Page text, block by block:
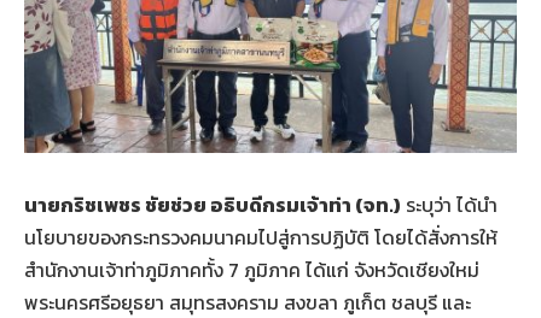
นายกริชเพชร ชัยช่วย อธิบดีกรมเจ้าท่า (จท.) ระบุว่า ได้นำ
นโยบายของกระทรวงคมนาคมไปสู่การปฏิบัติ โดยได้สั่งการให้
สำนักงานเจ้าท่าภูมิภาคทั้ง 7 ภูมิภาค ได้แก่ จังหวัดเชียงใหม่
พระนครศรีอยุธยา สมุทรสงคราม สงขลา ภูเก็ต ชลบุรี และ